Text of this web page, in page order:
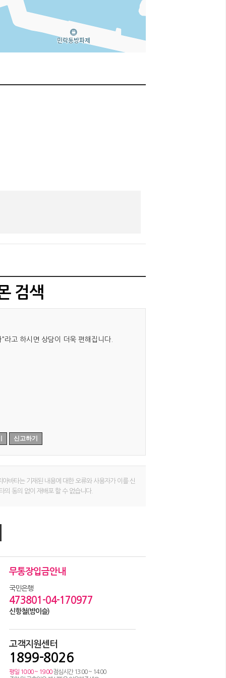
검색
고 하시면 상담이 더욱 편해집니다.
신고하기
바타는 기재된 내용에 대한 오류와 사용자가 이를 신
의 동의 없이 재배포 할 수 없습니다.
무통장입금안내
국민은행
473801-04-170977
신항철(밤이슬)
고객지원센터
1899-8026
평일 10:00 ~ 19:00점심시간 13:00 ~ 14:00